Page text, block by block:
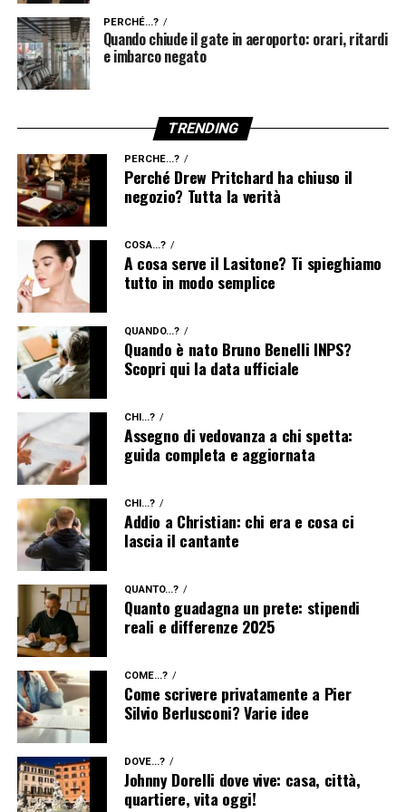
PERCHÉ...?
Quando chiude il gate in aeroporto: orari, ritardi
e imbarco negato
TRENDING
PERCHÉ...?
Perché Drew Pritchard ha chiuso il
negozio? Tutta la verità
COSA...?
A cosa serve il Lasitone? Ti spieghiamo
tutto in modo semplice
QUANDO...?
Quando è nato Bruno Benelli INPS?
Scopri qui la data ufficiale
CHI...?
Assegno di vedovanza a chi spetta:
guida completa e aggiornata
CHI...?
Addio a Christian: chi era e cosa ci
lascia il cantante
QUANTO...?
Quanto guadagna un prete: stipendi
reali e differenze 2025
COME...?
Come scrivere privatamente a Pier
Silvio Berlusconi? Varie idee
DOVE...?
Johnny Dorelli dove vive: casa, città,
quartiere, vita oggi!